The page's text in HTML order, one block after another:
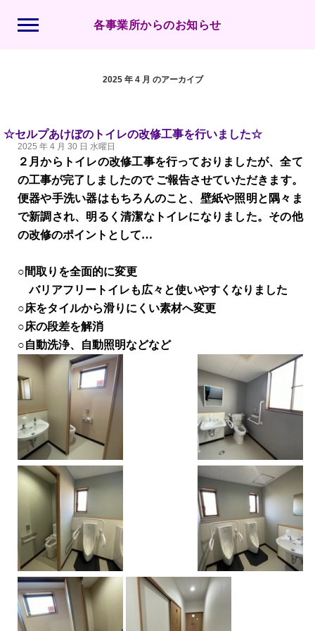
各事業所からのお知らせ
2025 年 4 月 のアーカイブ
☆セルプあけぼのトイレの改修工事を行いました☆
2025 年 4 月 30 日 水曜日
２月からトイレの改修工事を行っておりましたが、全て
の工事が完了しましたので ご報告させていただきます。
便器や手洗い器はもちろんのこと、壁紙や照明と隅々ま
で新調され、明るく清潔なトイレになりました。その他
の改修のポイントとして…
○間取りを全面的に変更
バリアフリートイレも広々と使いやすくなりました
○床をタイルから滑りにくい素材へ変更
○床の段差を解消
○自動洗浄、自動照明などなど